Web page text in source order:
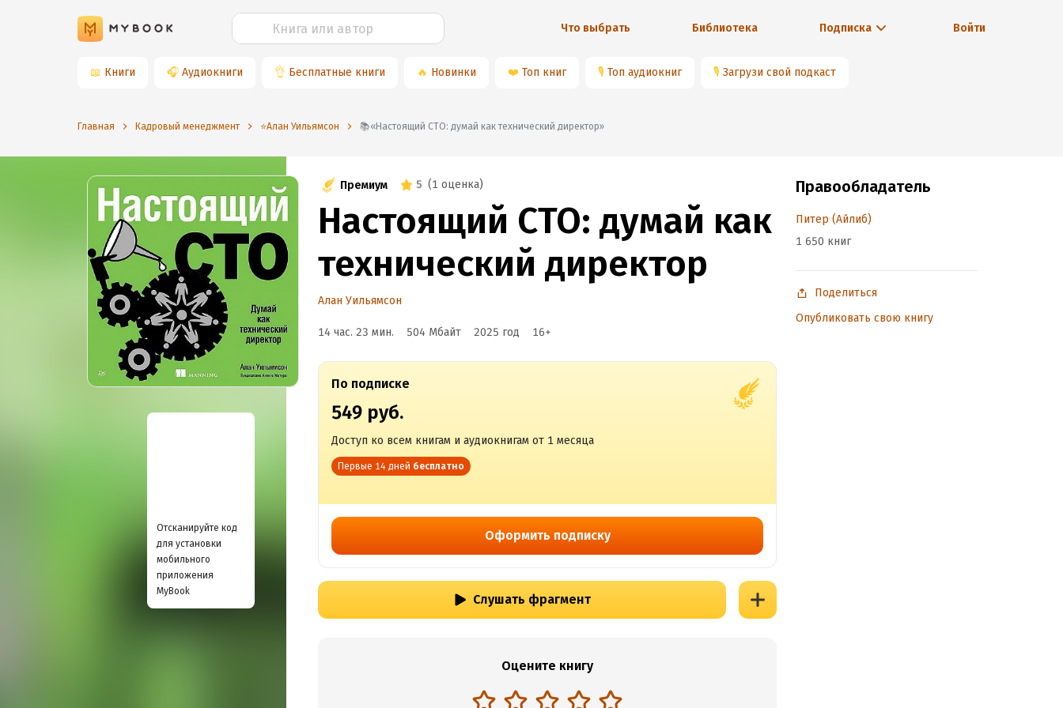
Что выбрать Библиотека Подписка Войти
📖 Книги 🎧 Аудиокниги 👌 Бесплатные книги 🔥 Новинки ❤️ Топ книг 🎙 Топ аудиокниг 🎙 Загрузи свой подкаст
Главная Кадровый менеджмент ⭐️Алан Уильямсон 📚«Настоящий CTO: думай как технический директор»
Отсканируйте код
для установки
мобильного
приложения
MyBook
Премиум 5 (1 оценка)
Настоящий CTO: думай как
технический директор
Алан Уильямсон
14 час. 23 мин. 504 Мбайт 2025 год 16+
По подписке
549 руб.
Доступ ко всем книгам и аудиокнигам от 1 месяца
Первые 14 дней бесплатно
Оформить подписку
Слушать фрагмент
Оцените книгу
Правообладатель
Питер (Айлиб)
1 650 книг
Поделиться
Опубликовать свою книгу